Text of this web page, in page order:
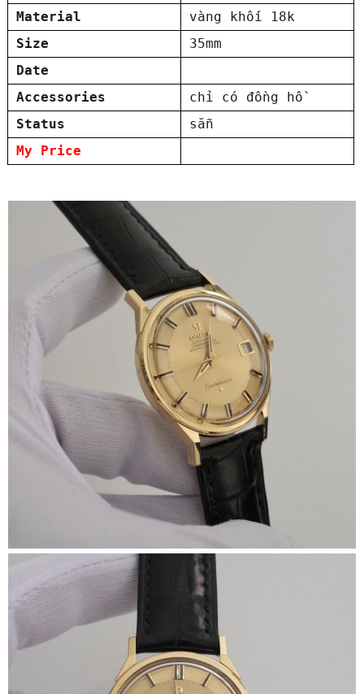
Material
vàng khối 18k
Size
35mm
Date
Accessories
chỉ có đồng hồ
Status
sẵn
My Price